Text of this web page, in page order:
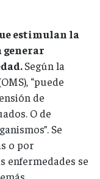
estimulan la
generar
Según la
“puede
de
O de
Se
o por
enfermedades se